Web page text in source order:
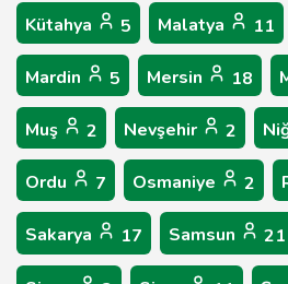
Kütahya 5 Malatya 11
Mardin 5 Mersin 18
Muş 2 Nevşehir 2
Ordu 7 Osmaniye 2
Sakarya 17 Samsun 21